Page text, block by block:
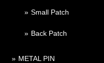
Small Patch
Back Patch
METAL PIN